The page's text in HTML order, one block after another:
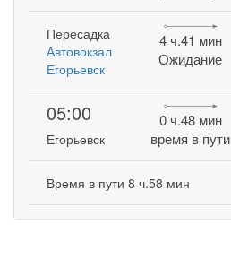
Пересадка
Автовокзал
Егорьевск
4 ч.41 мин
Ожидание
05:00
Егорьевск
0 ч.48 мин
время в пути
Время в пути 8 ч.58 мин